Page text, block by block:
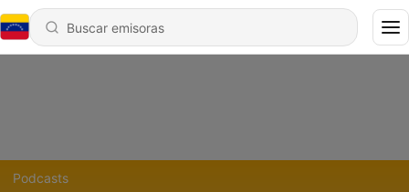
Podcasts